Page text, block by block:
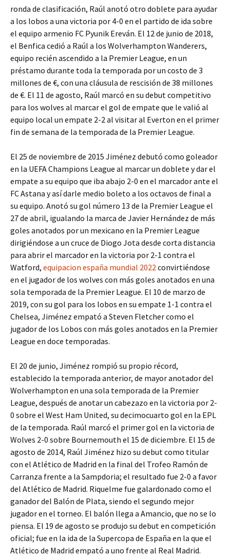
ronda de clasificación, Raúl anotó otro doblete para ayudar
a los lobos a una victoria por 4-0 en el partido de ida sobre
el equipo armenio FC Pyunik Ereván. El 12 de junio de 2018,
el Benfica cedió a Raúl a los Wolverhampton Wanderers,
equipo recién ascendido a la Premier League, en un
préstamo durante toda la temporada por un costo de 3
millones de €, con una cláusula de rescisión de 38 millones
de €. El 11 de agosto, Raúl marcó en su debut competitivo
para los wolves al marcar el gol de empate que le valió al
equipo local un empate 2-2 al visitar al Everton en el primer
fin de semana de la temporada de la Premier League.
El 25 de noviembre de 2015 Jiménez debutó como goleador
en la UEFA Champions League al marcar un doblete y dar el
empate a su equipo que iba abajo 2-0 en el marcador ante el
FC Astana y así darle medio boleto a los octavos de final a
su equipo. Anotó su gol número 13 de la Premier League el
27 de abril, igualando la marca de Javier Hernández de más
goles anotados por un mexicano en la Premier League
dirigiéndose a un cruce de Diogo Jota desde corta distancia
para abrir el marcador en la victoria por 2-1 contra el
Watford, equipacion españa mundial 2022convirtiéndose
en el jugador de los wolves con más goles anotados en una
sola temporada de la Premier League. El 10 de marzo de
2019, con su gol para los lobos en su empate 1-1 contra el
Chelsea, Jiménez empató a Steven Fletcher como el
jugador de los Lobos con más goles anotados en la Premier
League en doce temporadas.
El 20 de junio, Jiménez rompió su propio récord,
establecido la temporada anterior, de mayor anotador del
Wolverhampton en una sola temporada de la Premier
League, después de anotar un cabezazo en la victoria por 2-
0 sobre el West Ham United, su decimocuarto gol en la EPL
de la temporada. Raúl marcó el primer gol en la victoria de
Wolves 2-0 sobre Bournemouth el 15 de diciembre. El 15 de
agosto de 2014, Raúl Jiménez hizo su debut como titular
con el Atlético de Madrid en la final del Trofeo Ramón de
Carranza frente a la Sampdoria; el resultado fue 2-0 a favor
del Atlético de Madrid. Riquelme fue galardonado como el
ganador del Balón de Plata, siendo el segundo mejor
jugador en el torneo. El balón llega a Amancio, que no se lo
piensa. El 19 de agosto se produjo su debut en competición
oficial; fue en la ida de la Supercopa de España en la que el
Atlético de Madrid empató a uno frente al Real Madrid.